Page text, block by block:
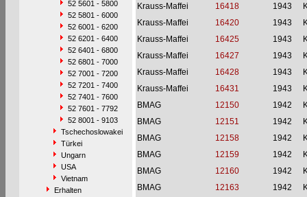
52 5601 - 5800
52 5801 - 6000
52 6001 - 6200
52 6201 - 6400
52 6401 - 6800
52 6801 - 7000
52 7001 - 7200
52 7201 - 7400
52 7401 - 7600
52 7601 - 7792
52 8001 - 9103
Tschechoslowakei
Türkei
Ungarn
USA
Vietnam
Erhalten
Krauss-Maffei
16418 1943
Krauss-Maffei
16420 1943
Krauss-Maffei
16425 1943
Krauss-Maffei
16427 1943
Krauss-Maffei
16428 1943
Krauss-Maffei
16431 1943
BMAG
12150 1942
BMAG
12151 1942
BMAG
12158 1942
BMAG
12159 1942
BMAG
12160 1942
BMAG
12163 1942